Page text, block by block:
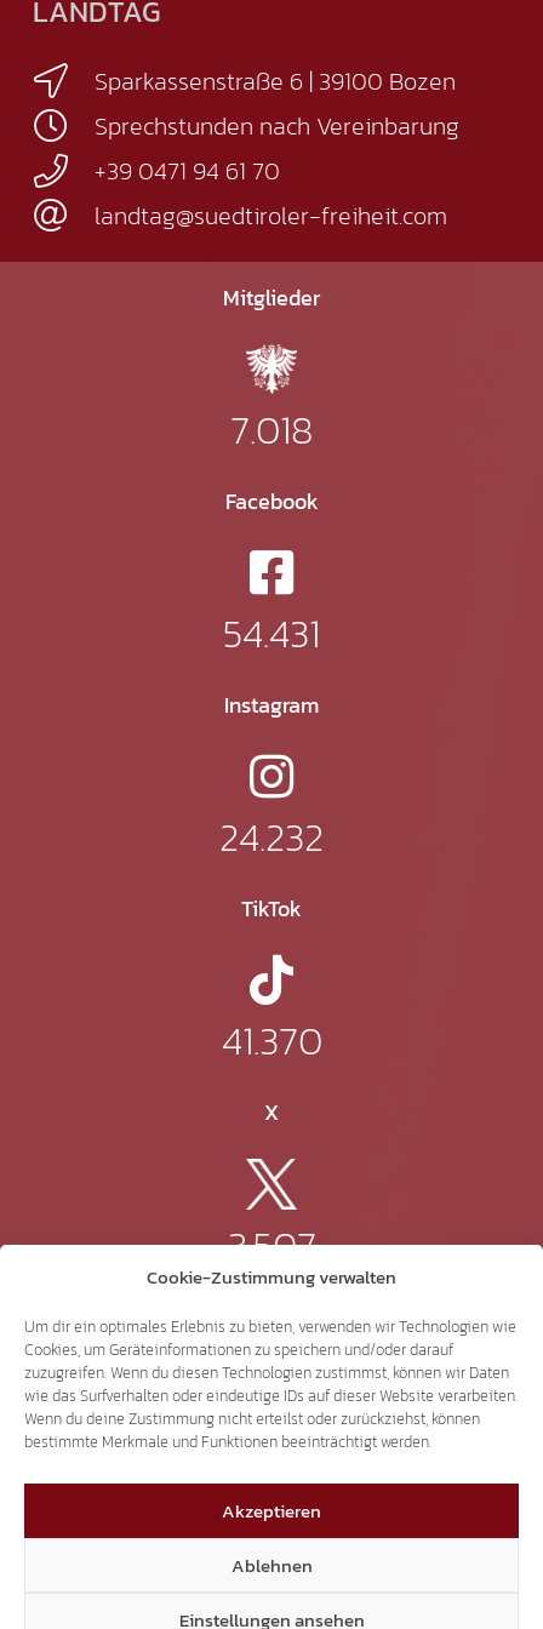
Cookie-Zustimmung verwalten
Um dir ein optimales Erlebnis zu bieten, verwenden wir Technologien wie
Cookies, um Geräteinformationen zu speichern und/oder darauf
zuzugreifen. Wenn du diesen Technologien zustimmst, können wir Daten
wie das Surfverhalten oder eindeutige IDs auf dieser Website verarbeiten.
Wenn du deine Zustimmung nicht erteilst oder zurückziehst, können
bestimmte Merkmale und Funktionen beeinträchtigt werden.
Akzeptieren
Ablehnen
Einstellungen ansehen
LANDTAG
Sparkassenstraße 6 | 39100 Bozen
Sprechstunden nach Vereinbarung
+39 0471 94 61 70
landtag@suedtiroler-freiheit.com
Mitglieder
7.018
Facebook
54.431
Instagram
24.232
TikTok
41.370
X
3.507
Threads
3.401
YouTube